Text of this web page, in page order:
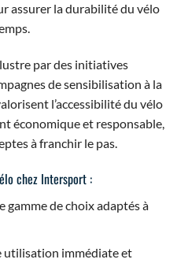
assurer la durabilité du vélo
par des initiatives
de sensibilisation à la
l’accessibilité du vélo
économique et responsable,
à franchir le pas.
chez Intersport :
gamme de choix adaptés à
utilisation immédiate et